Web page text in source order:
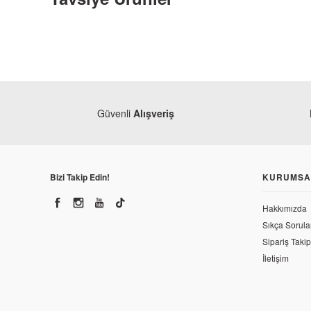
Kuba
Kuba Trendy 50 Sele
Güvenli Alışveriş
Bizi Takip Edin!
Hakkımızda
Sıkça
Sipariş Takip
İletişim